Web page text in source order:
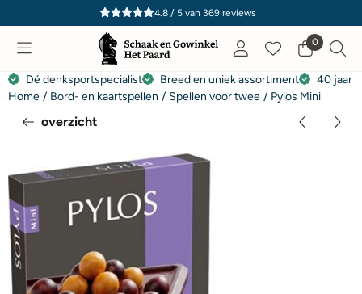
Cookievoorkeuren zijn momenteel gesloten.
4.8 / 5van 369reviews
0
Dé denksportspecialist Breed en uniek assortiment
40 jaar
Home / Bord- en kaartspellen / Spellen voor twee / Pylos Mini
overzicht